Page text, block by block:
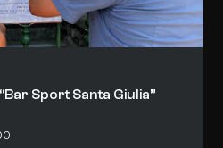
Sport Santa Giulia”